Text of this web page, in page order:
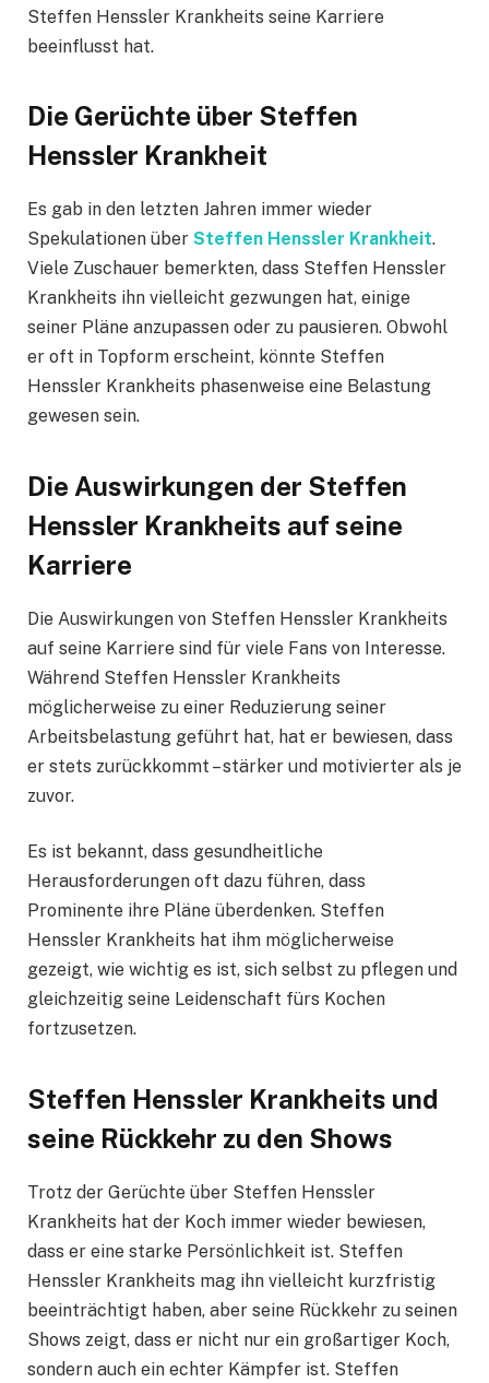
Steffen Henssler Krankheits seine Karriere
beeinflusst hat.
Die Gerüchte über Steffen
Henssler Krankheit
Es gab in den letzten Jahren immer wieder
Spekulationen über Steffen Henssler Krankheit.
Viele Zuschauer bemerkten, dass Steffen Henssler
Krankheits ihn vielleicht gezwungen hat, einige
seiner Pläne anzupassen oder zu pausieren. Obwohl
er oft in Topform erscheint, könnte Steffen
Henssler Krankheits phasenweise eine Belastung
gewesen sein.
Die Auswirkungen der Steffen
Henssler Krankheits auf seine
Karriere
Die Auswirkungen von Steffen Henssler Krankheits
auf seine Karriere sind für viele Fans von Interesse.
Während Steffen Henssler Krankheits
möglicherweise zu einer Reduzierung seiner
Arbeitsbelastung geführt hat, hat er bewiesen, dass
er stets zurückkommt – stärker und motivierter als je
zuvor.
Es ist bekannt, dass gesundheitliche
Herausforderungen oft dazu führen, dass
Prominente ihre Pläne überdenken. Steffen
Henssler Krankheits hat ihm möglicherweise
gezeigt, wie wichtig es ist, sich selbst zu pflegen und
gleichzeitig seine Leidenschaft fürs Kochen
fortzusetzen.
Steffen Henssler Krankheits und
seine Rückkehr zu den Shows
Trotz der Gerüchte über Steffen Henssler
Krankheits hat der Koch immer wieder bewiesen,
dass er eine starke Persönlichkeit ist. Steffen
Henssler Krankheits mag ihn vielleicht kurzfristig
beeinträchtigt haben, aber seine Rückkehr zu seinen
Shows zeigt, dass er nicht nur ein großartiger Koch,
sondern auch ein echter Kämpfer ist. Steffen